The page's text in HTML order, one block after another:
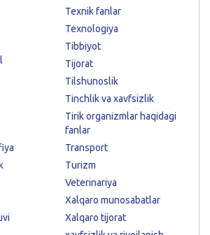
Texnik fanlar
Texnologiya
Tibbiyot
Tijorat
Tilshunoslik
Tinchlik va xavfsizlik
Tirik organizmlar haqidagi
fanlar
Transport
Turizm
Veterinariya
Xalqaro munosabatlar
Xalqaro tijorat